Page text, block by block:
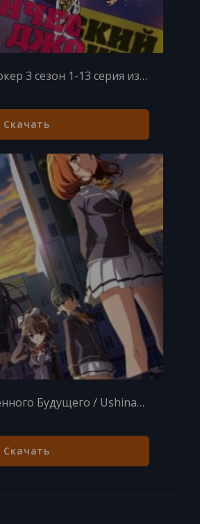
Мистический Джокер 3 сезон 1-13 серия из 13
Скачать
В Поисках Утраченного Будущего / Ushinawareta Mirai Wo Motomete / Waremete [12 из 12] (2015) BDRip 1080p
Скачать